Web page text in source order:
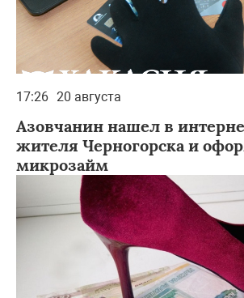
17:26 20 августа
Азовчанин нашел в
жителя Черногорска и
микрозайм